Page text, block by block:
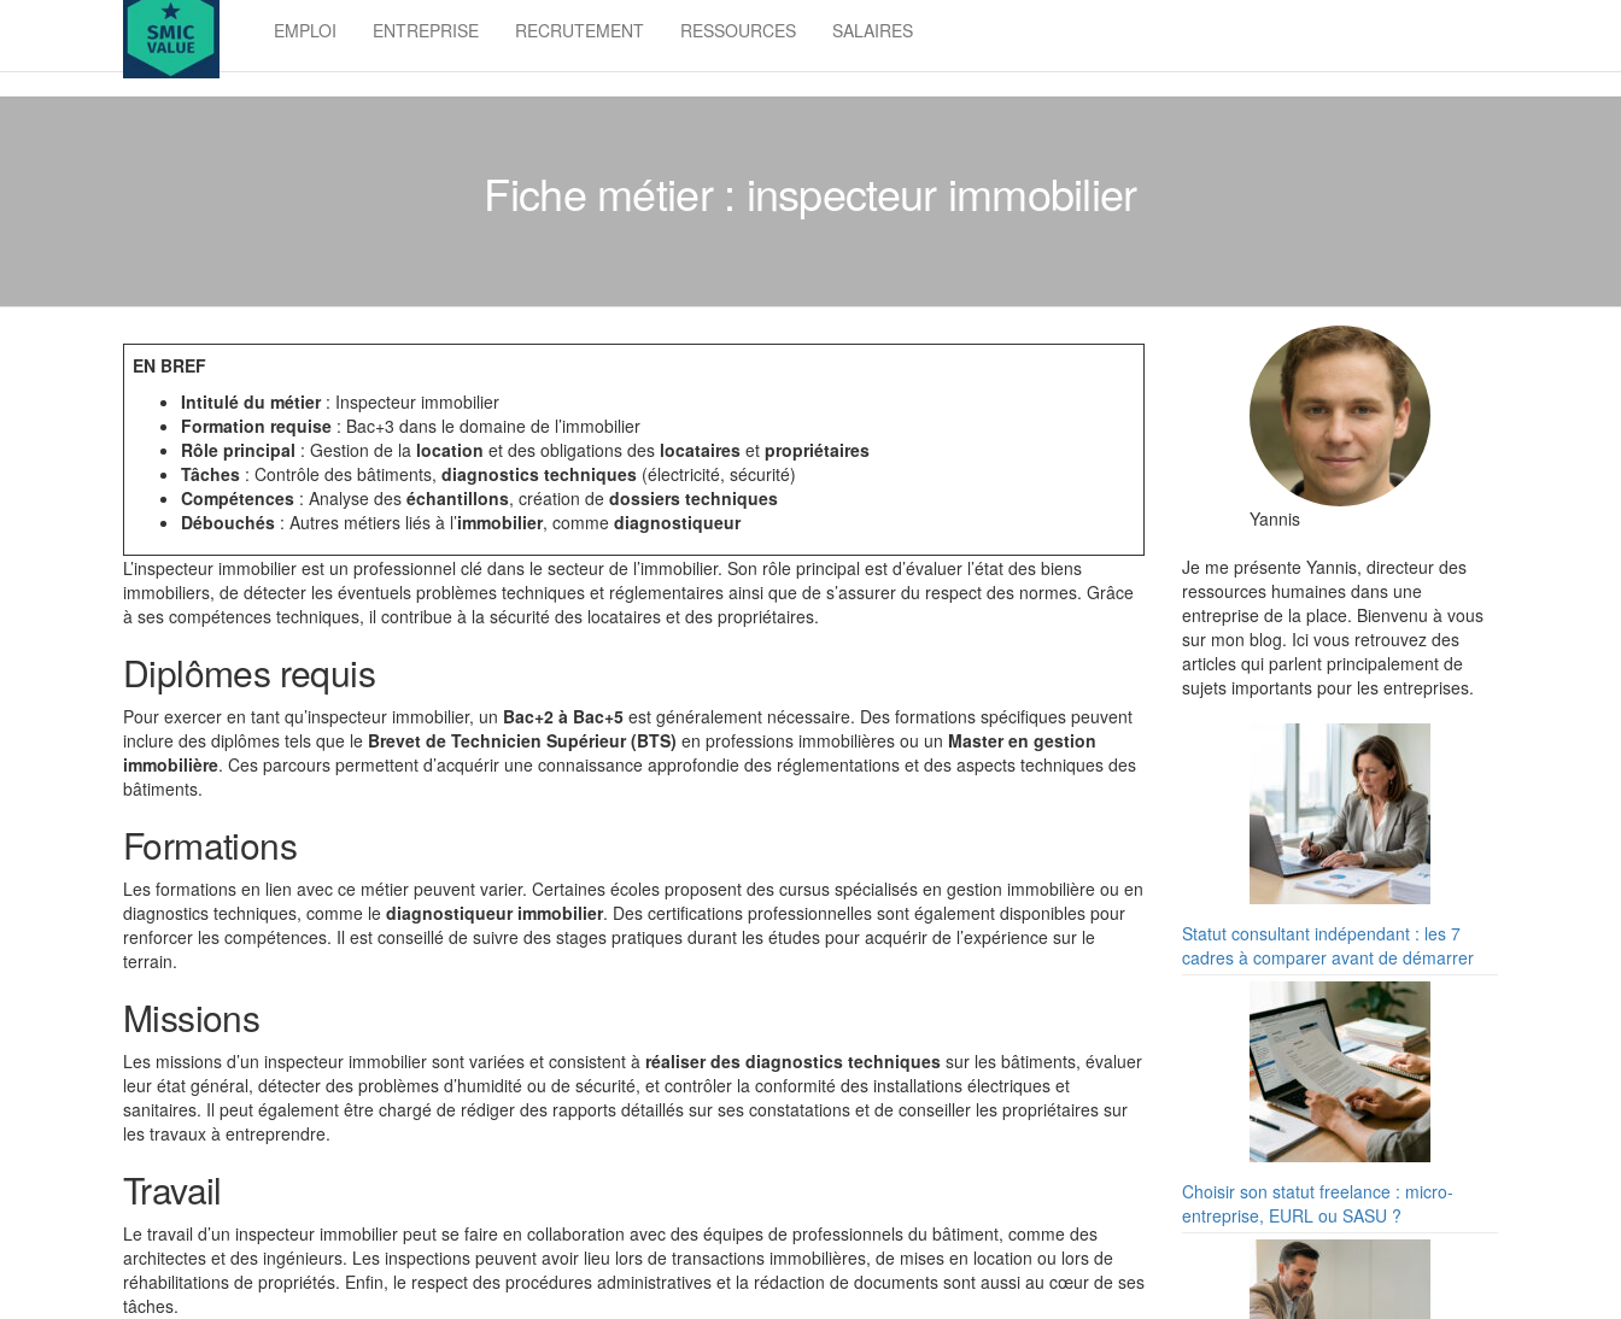
value
EMPLOI ENTREPRISE RECRUTEMENT RESSOURCES SALAIRES
Fiche métier : inspecteur immobilier
EN BREF
Intitulé du métier: Inspecteur immobilier
Formation requise : Bac+3 dans le domaine de l’immobilier
Rôle principal : Gestion de la location et des obligations des locataires et propriétaires
Tâches : Contrôle des bâtiments, diagnostics techniques (électricité, sécurité)
Compétences : Analyse des échantillons, création de dossiers techniques
Débouchés : Autres métiers liés à l’immobilier, comme diagnostiqueur
L’inspecteur immobilier est un professionnel clé dans le secteur de l’immobilier. Son rôle principal est d’évaluer l’état des biens
immobiliers, de détecter les éventuels problèmes techniques et réglementaires ainsi que de s’assurer du respect des normes. Grâce
à ses compétences techniques, il contribue à la sécurité des locataires et des propriétaires.
Diplômes requis
Pour exercer en tant qu’inspecteur immobilier, un Bac+2 à Bac+5 est généralement nécessaire. Des formations spécifiques peuvent
inclure des diplômes tels que le Brevet de Technicien Supérieur (BTS) en professions immobilières ou un Master en gestion
immobilière. Ces parcours permettent d’acquérir une connaissance approfondie des réglementations et des aspects techniques des
bâtiments.
Formations
Les formations en lien avec ce métier peuvent varier. Certaines écoles proposent des cursus spécialisés en gestion immobilière ou en
diagnostics techniques, comme le diagnostiqueur immobilier. Des certifications professionnelles sont également disponibles pour
renforcer les compétences. Il est conseillé de suivre des stages pratiques durant les études pour acquérir de l’expérience sur le
terrain.
Missions
Les missions d’un inspecteur immobilier sont variées et consistent à réaliser des diagnostics techniques sur les bâtiments, évaluer
leur état général, détecter des problèmes d’humidité ou de sécurité, et contrôler la conformité des installations électriques et
sanitaires. Il peut également être chargé de rédiger des rapports détaillés sur ses constatations et de conseiller les propriétaires sur
les travaux à entreprendre.
Travail
Le travail d’un inspecteur immobilier peut se faire en collaboration avec des équipes de professionnels du bâtiment, comme des
architectes et des ingénieurs. Les inspections peuvent avoir lieu lors de transactions immobilières, de mises en location ou lors de
réhabilitations de propriétés. Enfin, le respect des procédures administratives et la rédaction de documents sont aussi au cœur de ses
tâches.
Yannis
Je me présente Yannis, directeur des
ressources humaines dans une
entreprise de la place. Bienvenu à vous
sur mon blog. Ici vous retrouvez des
articles qui parlent principalement de
sujets importants pour les entreprises.
Statut consultant indépendant : les 7
cadres à comparer avant de démarrer
Choisir son statut freelance : micro-
entreprise, EURL ou SASU ?